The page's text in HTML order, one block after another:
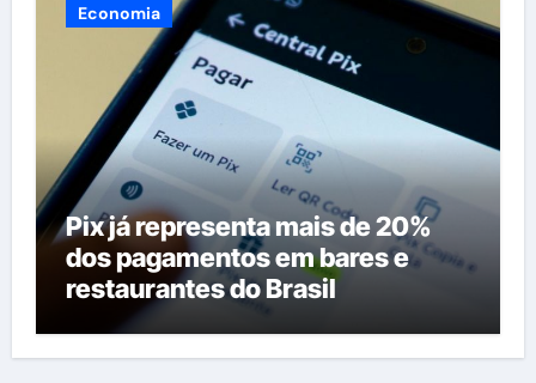
Economia
Pix já representa mais de 20%
dos pagamentos em bares e
restaurantes do Brasil